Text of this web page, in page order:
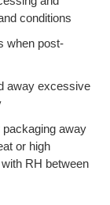
conditions
when post-
away excessive
packaging away
or high
RH between